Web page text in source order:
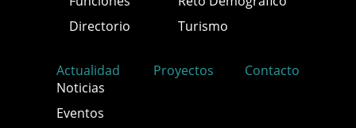
Directorio
Turismo
Actualidad
Noticias
Eventos
Proyectos Contacto